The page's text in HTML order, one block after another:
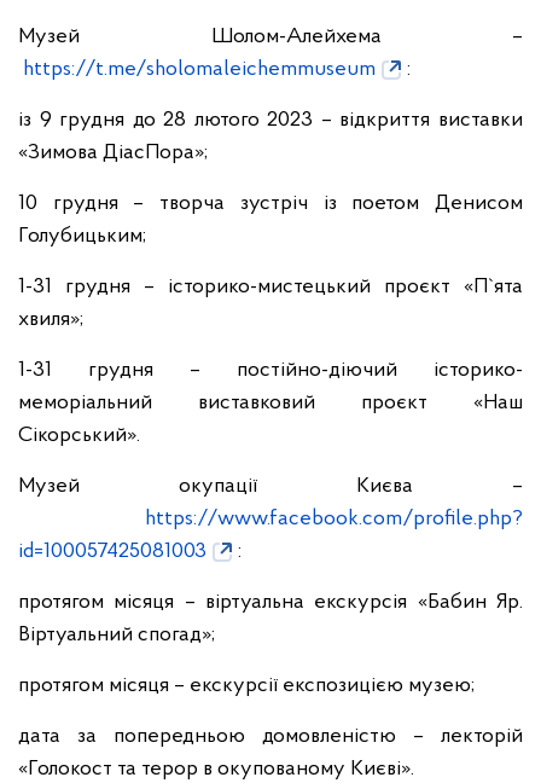
Музей Шолом-Алейхема –
https://t.me/sholomaleichemmuseum
:
із 9 грудня до 28 лютого 2023 – відкриття виставки
«Зимова ДіасПора»;
10 грудня – творча зустріч із поетом Денисом
Голубицьким;
1-31 грудня – історико-мистецький проєкт «П`ята
хвиля»;
1-31 грудня – постійно-діючий історико-
меморіальний виставковий проєкт «Наш
Сікорський».
Музей окупації Києва –
https://www.facebook.com/profile.php?
id=100057425081003
:
протягом місяця – віртуальна екскурсія «Бабин Яр.
Віртуальний спогад»;
протягом місяця – екскурсії експозицією музею;
дата за попередньою домовленістю – лекторій
«Голокост та терор в окупованому Києві».